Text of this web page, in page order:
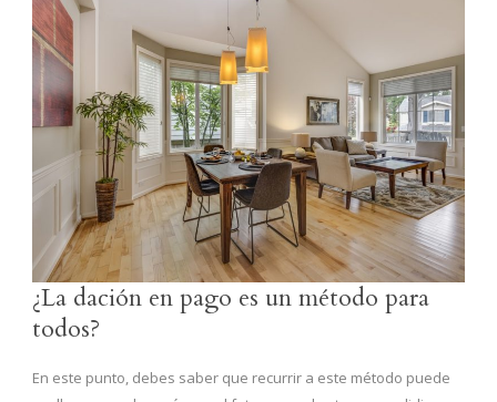
¿La dación en pago es un método para
todos?
En este punto, debes saber que recurrir a este método puede